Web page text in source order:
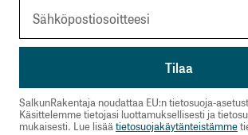
SalkunRakentaja noudattaa EU:n tietosuoja-
Käsittelemme tietojasi luottamuksellisesti ja
mukaisesti. Lue lisäätietosuojakäytänteistämme